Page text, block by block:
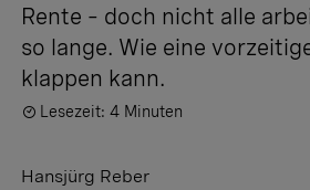
Rente – doch nicht alle
so lange. Wie eine
klappen kann.
Lesezeit: 4 Minuten
Hansjürg Reber